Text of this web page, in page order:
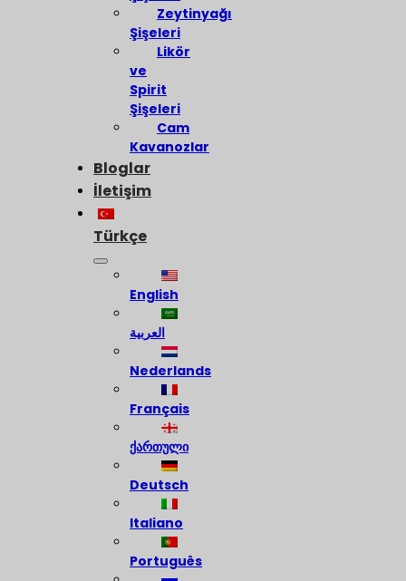
Zeytinyağı
Şişeleri
Likör
ve
Spirit
Şişeleri
Cam
Kavanozlar
Bloglar
İletişim
Türkçe
English
العربية
Nederlands
Français
ქართული
Deutsch
Italiano
Português